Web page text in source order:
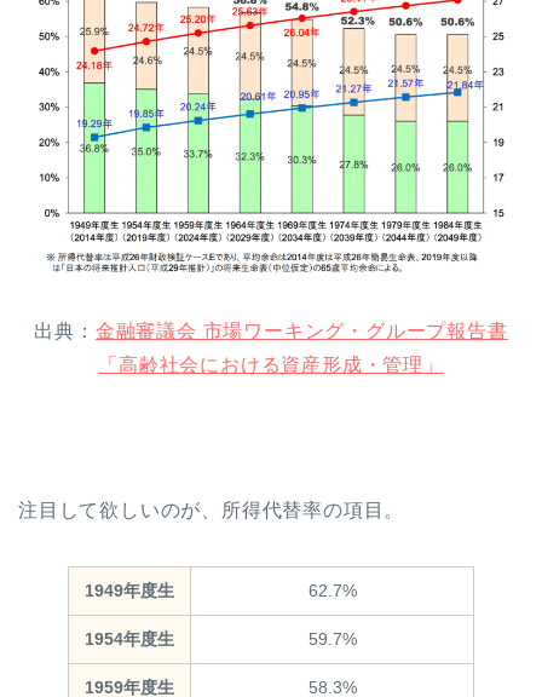
出典： 金融審議会 市場ワーキング・グループ報告書
「高齢社会における資産形成・管理」
注目して欲しいのが、所得代替率の項目。
1949年度生 62.7%
1954年度生 59.7%
1959年度生 58.3%